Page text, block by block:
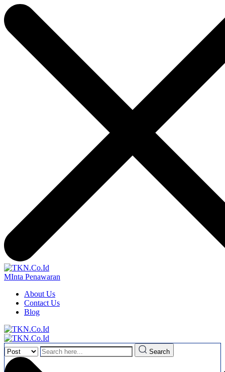
MInta Penawaran
About Us
Contact Us
Blog
Search